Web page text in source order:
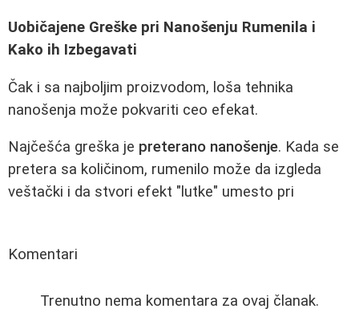
Uobičajene Greške pri Nanošenju Rumenila i
Kako ih Izbegavati
Čak i sa najboljim proizvodom, loša tehnika
nanošenja može pokvariti ceo efekat.
Najčešća greška je preterano nanošenje. Kada se
pretera sa količinom, rumenilo može da izgleda
veštački i da stvori efekt "lutke" umesto pri
Komentari
Trenutno nema komentara za ovaj članak.